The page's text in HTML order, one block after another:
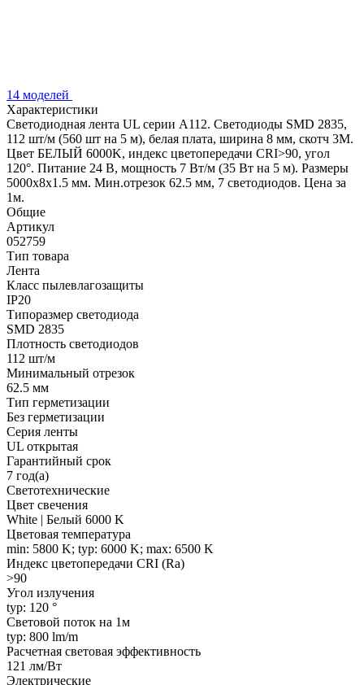
14 моделей
Характеристики
Светодиодная лента UL серии A112. Светодиоды SMD 2835,
112 шт/м (560 шт на 5 м), белая плата, ширина 8 мм, скотч 3M.
Цвет БЕЛЫЙ 6000K, индекс цветопередачи CRI>90, угол
120°. Питание 24 В, мощность 7 Вт/м (35 Вт на 5 м). Размеры
5000x8x1.5 мм. Мин.отрезок 62.5 мм, 7 светодиодов. Цена за
1м.
Общие
Артикул
052759
Тип товара
Лента
Класс пылевлагозащиты
IP20
Типоразмер светодиода
SMD 2835
Плотность светодиодов
112 шт/м
Минимальный отрезок
62.5 мм
Тип герметизации
Без герметизации
Серия ленты
UL открытая
Гарантийный срок
7 год(а)
Светотехнические
Цвет свечения
White | Белый 6000 K
Цветовая температура
min: 5800 K; typ: 6000 K; max: 6500 K
Индекс цветопередачи CRI (Ra)
>90
Угол излучения
typ: 120 °
Световой поток на 1м
typ: 800 lm/m
Расчетная световая эффективность
121 лм/Вт
Электрические